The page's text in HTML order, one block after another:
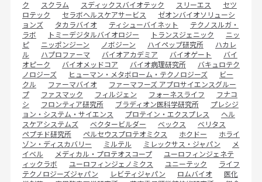
ク
スクラム スディックスバイオテック スリーエス
セツ
ロテック
セラボヘルスケアサービス
ゼオンバイオソリューシ
ョンズ
タカラバイオ ティシューバイネット
テクノスルガ・
ラボ
トミーデジタルバイオロジー トランスジェニック
ニッ
ピ
ニッポンジーン ノボジーン ハイペップ研究所
ハカレ
ル
ハプロファーマ バイオアカデミア バイオゲート
バイ
オピーク
バイオメッドコア バイオ病理研究所
バキュロテク
ノロジーズ
ヒューマン・メタボローム・テクノロジーズ
ビー
クル
ファーマバイオ
ファーマフーズ アプロサイエンスグルー
プ
ファスマック フィルジェン フォーネスライフ
フナコ
シ
フロンティア研究所 ブラディオン医科学研究所
プレシジ
ョン・システム・サイエンス
プロテイン・エクスプレス
ヘル
スケアシステムズ
ベクタービルダー ベックス
ベリタス
ペプチド研究所
ペルセウスプロテオミクス ホクドー
ホライ
ゾン・ディスカバリー
ミルテル ミレックサス・ジャパン
メ
イベル
メディカル・プロテオスコープ
ユーロフィンジェネテ
ィックラボ
ユーロフィンジェノミクス ユニーテック
ライフ
テクノロジーズジャパン
レビティジャパン ロムバイオ
医化